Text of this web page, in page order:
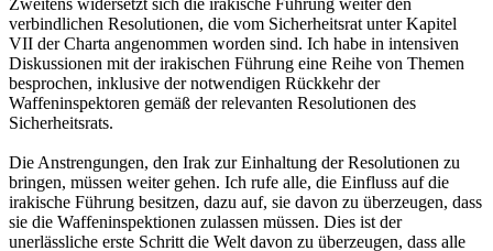
verbindlichen Resolutionen, die vom Sicherheitsrat unter Kapitel
VII der Charta angenommen worden sind. Ich habe in intensiven
Diskussionen mit der irakischen Führung eine Reihe von Themen
besprochen, inklusive der notwendigen Rückkehr der
Waffeninspektoren gemäß der relevanten Resolutionen des
Sicherheitsrats.
Die Anstrengungen, den Irak zur Einhaltung der Resolutionen zu
bringen, müssen weiter gehen. Ich rufe alle, die Einfluss auf die
irakische Führung besitzen, dazu auf, sie davon zu überzeugen, dass
sie die Waffeninspektionen zulassen müssen. Dies ist der
unerlässliche erste Schritt die Welt davon zu überzeugen, dass alle